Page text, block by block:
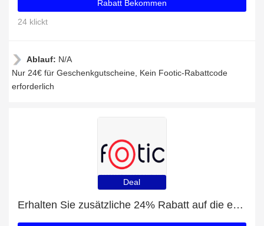
Rabatt Bekommen
24 klickt
Ablauf: N/A
Nur 24€ für Geschenkgutscheine, Kein Footic-Rabattcode
erforderlich
Deal
Erhalten Sie zusätzliche 24% Rabatt auf die erste Bestellung